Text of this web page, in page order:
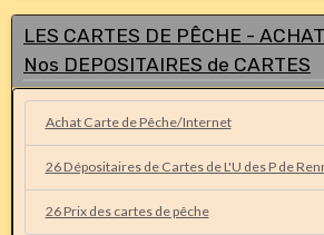
LES CARTES DE PÊCHE -
Nos DEPOSITAIRES de CARTES
Achat Carte de Pêche/Internet
26 Dépositaires de Cartes de L'U des P de
26 Prix des cartes de pêche